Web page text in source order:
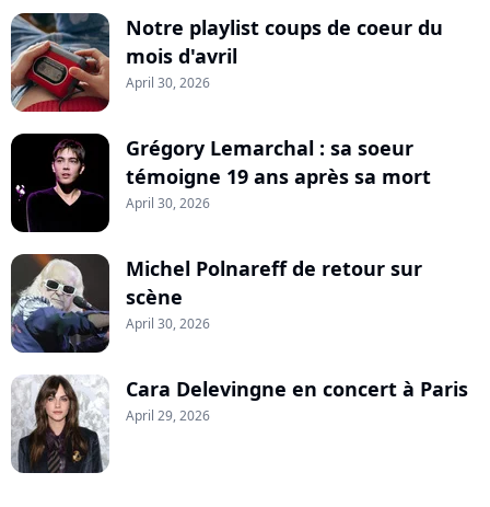
Notre playlist coups de coeur du
mois d'avril
April 30, 2026
Grégory Lemarchal : sa soeur
témoigne 19 ans après sa mort
April 30, 2026
Michel Polnareff de retour sur
scène
April 30, 2026
Cara Delevingne en concert à Paris
April 29, 2026